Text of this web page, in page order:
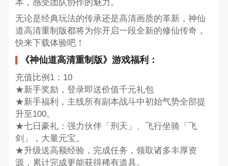
本，感受团队协作的魅力。
无论是经典玩法的传承还是高清画质的革新，神仙
道高清重制版都将为你开启一段全新的修仙传奇，
快来下载体验吧！
《神仙道高清重制版》游戏福利：
充值比例1：10
★新手奖励，登录即送价值千元礼包
★新手福利，主线所有副本战斗中初始气势全部提
升至100。
★七日豪礼：强力伙伴「刑天」、飞行坐骑「飞
剑」，大量元宝。
★升级送高额经验，完成任务，领取诸多丰厚资
源，累计完成更能获得稀有道具。